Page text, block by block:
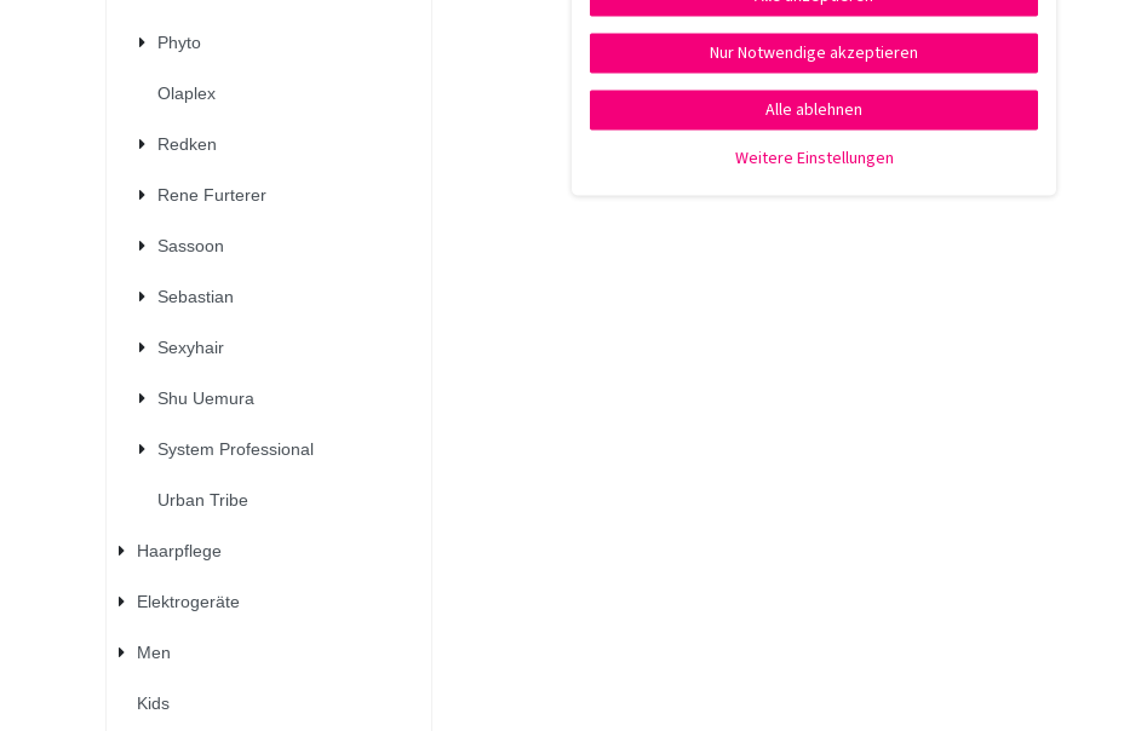
Phyto
Olaplex
Redken
Rene Furterer
Sassoon
Sebastian
Sexyhair
Shu Uemura
System Professional
Urban Tribe
Haarpflege
Elektrogeräte
Men
Kids
Nur Notwendige akzeptieren
Alle ablehnen
Weitere Einstellungen